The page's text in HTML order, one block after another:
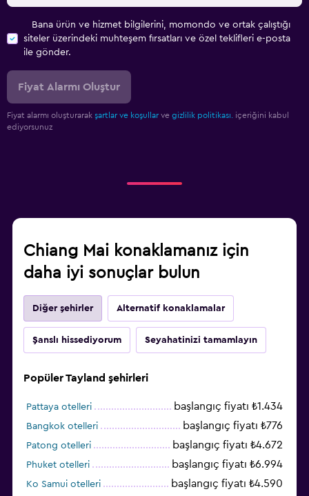
Bana ürün ve hizmet bilgilerini, momondo ve ortak çalıştığı
siteler üzerindeki muhteşem fırsatları ve özel teklifleri e-posta
ile gönder.
Fiyat Alarmı Oluştur
Fiyat alarmı oluşturarak şartlar ve koşullar ve gizlilik politikası.
içeriğini kabul
ediyorsunuz
Chiang Mai konaklamanız için
daha iyi sonuçlar bulun
Diğer şehirler Alternatif konaklamalar
Şanslı hissediyorum Seyahatinizi tamamlayın
Popüler Tayland şehirleri
Pattaya otelleri başlangıç fiyatı ₺1.434
Bangkok otelleri başlangıç fiyatı ₺776
Patong otelleri başlangıç fiyatı ₺4.672
Phuket otelleri başlangıç fiyatı ₺6.994
Ko Samui otelleri başlangıç fiyatı ₺4.590